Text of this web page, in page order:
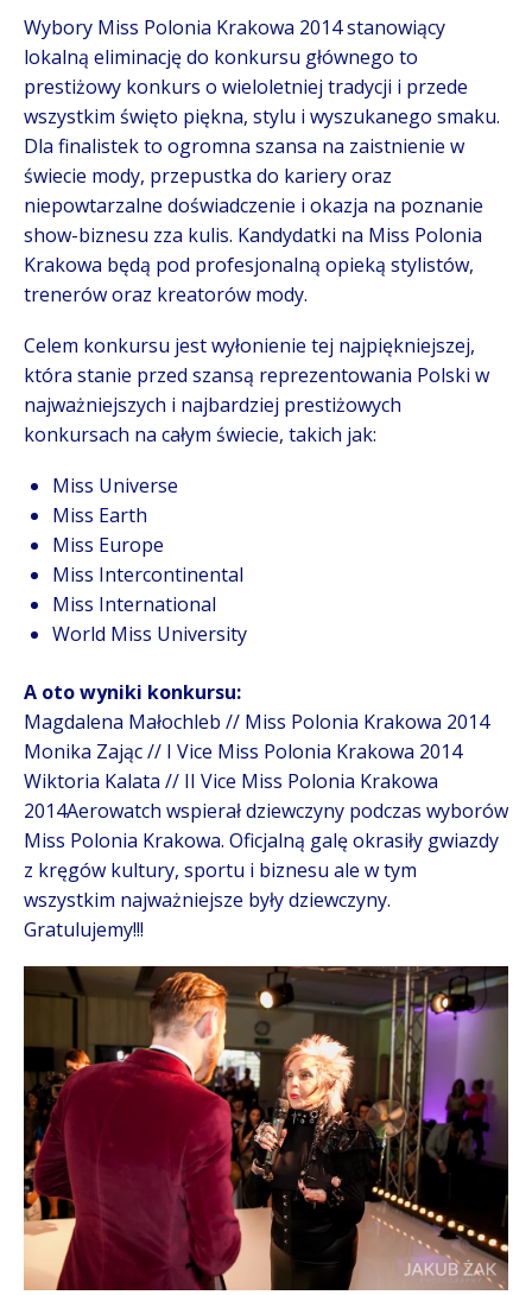
Wybory Miss Polonia Krakowa 2014 stanowiący
lokalną eliminację do konkursu głównego to
prestiżowy konkurs o wieloletniej tradycji i przede
wszystkim święto piękna, stylu i wyszukanego smaku.
Dla finalistek to ogromna szansa na zaistnienie w
świecie mody, przepustka do kariery oraz
niepowtarzalne doświadczenie i okazja na poznanie
show-biznesu zza kulis. Kandydatki na Miss Polonia
Krakowa będą pod profesjonalną opieką stylistów,
trenerów oraz kreatorów mody.
Celem konkursu jest wyłonienie tej najpiękniejszej,
która stanie przed szansą reprezentowania Polski w
najważniejszych i najbardziej prestiżowych
konkursach na całym świecie, takich jak:
Miss Universe
Miss Earth
Miss Europe
Miss Intercontinental
Miss International
World Miss University
A oto wyniki konkursu:
Magdalena Małochleb // Miss Polonia Krakowa 2014
Monika Zając // I Vice Miss Polonia Krakowa 2014
Wiktoria Kalata // II Vice Miss Polonia Krakowa
2014Aerowatch wspierał dziewczyny podczas wyborów
Miss Polonia Krakowa. Oficjalną galę okrasiły gwiazdy
z kręgów kultury, sportu i biznesu ale w tym
wszystkim najważniejsze były dziewczyny.
Gratulujemy!!!